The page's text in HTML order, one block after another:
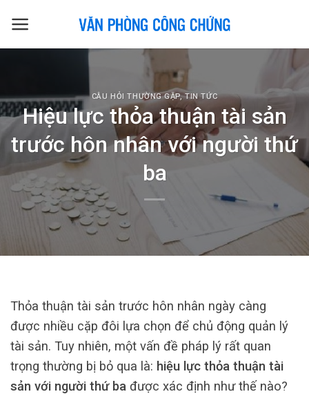
CÂU HỎI THƯỜNG GẶP,TIN TỨC
Hiệu lực thỏa thuận tài sản
trước hôn nhân với người thứ
ba
Thỏa thuận tài sản trước hôn nhân ngày càng
được nhiều cặp đôi lựa chọn để chủ động quản lý
tài sản. Tuy nhiên, một vấn đề pháp lý rất quan
trọng thường bị bỏ qua là: hiệu lực thỏa thuận tài
sản với người thứ ba được xác định như thế nào?